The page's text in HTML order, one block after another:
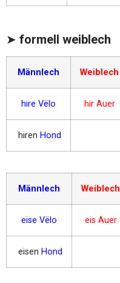
➤ formell weiblech
Männlech Weiblech
hire Vëlo hir Auer
hiren Hond
Männlech Weiblech
eise Vëlo eis Auer
eisen Hond